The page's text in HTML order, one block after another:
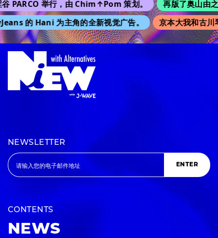
PARCO 举行，由 Chim↑Pom 策划。
再版了奥山由之
的 Hani 为主角的全新视觉广告。
京本大我和古川
NEWSLETTER
ENTER
CONTENTS
NEWS